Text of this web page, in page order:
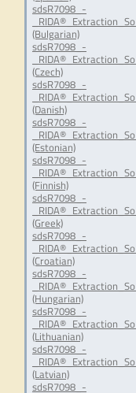
sdsR7098_-
(Bulgarian)
sdsR7098_-
(Czech)
sdsR7098_-
(Danish)
sdsR7098_-
(Estonian)
sdsR7098_-
(Finnish)
sdsR7098_-
(Greek)
sdsR7098_-
(Croatian)
sdsR7098_-
(Hungarian)
sdsR7098_-
(Lithuanian)
sdsR7098_-
(Latvian)
sdsR7098_-